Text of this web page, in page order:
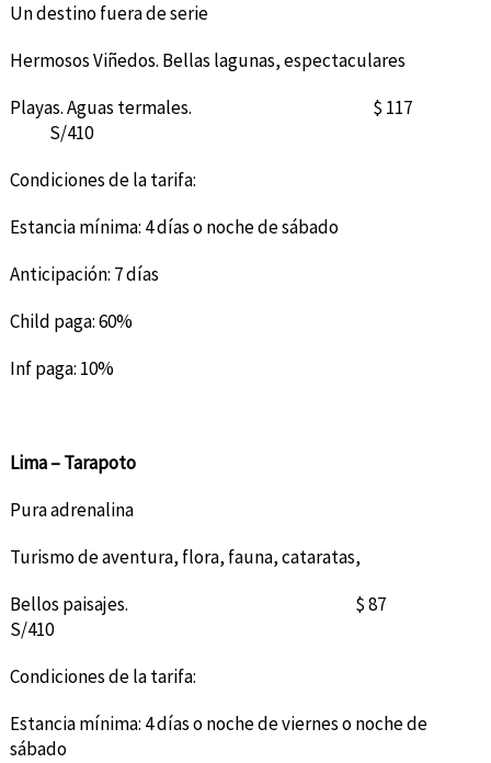
Un destino fuera de serie
Hermosos Viñedos. Bellas lagunas, espectaculares
Playas. Aguas termales. $ 117
S/410
Condiciones de la tarifa:
Estancia mínima: 4 días o noche de sábado
Anticipación: 7 días
Child paga: 60%
Inf paga: 10%
Lima – Tarapoto
Pura adrenalina
Turismo de aventura, flora, fauna, cataratas,
Bellos paisajes. $ 87
S/410
Condiciones de la tarifa:
Estancia mínima: 4 días o noche de viernes o noche de
sábado